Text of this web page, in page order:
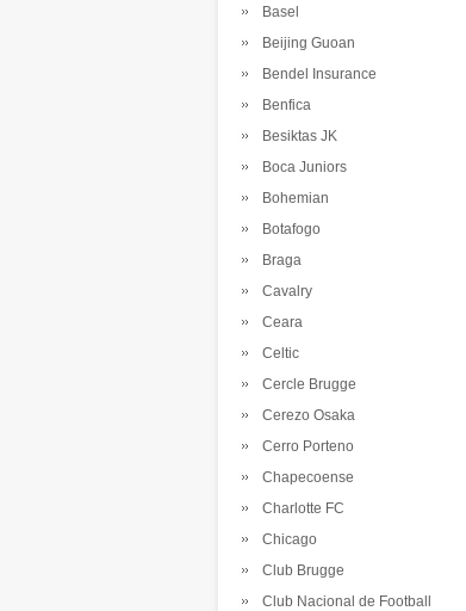
Basel
Beijing Guoan
Bendel Insurance
Benfica
Besiktas JK
Boca Juniors
Bohemian
Botafogo
Braga
Cavalry
Ceara
Celtic
Cercle Brugge
Cerezo Osaka
Cerro Porteno
Chapecoense
Charlotte FC
Chicago
Club Brugge
Club Nacional de Football